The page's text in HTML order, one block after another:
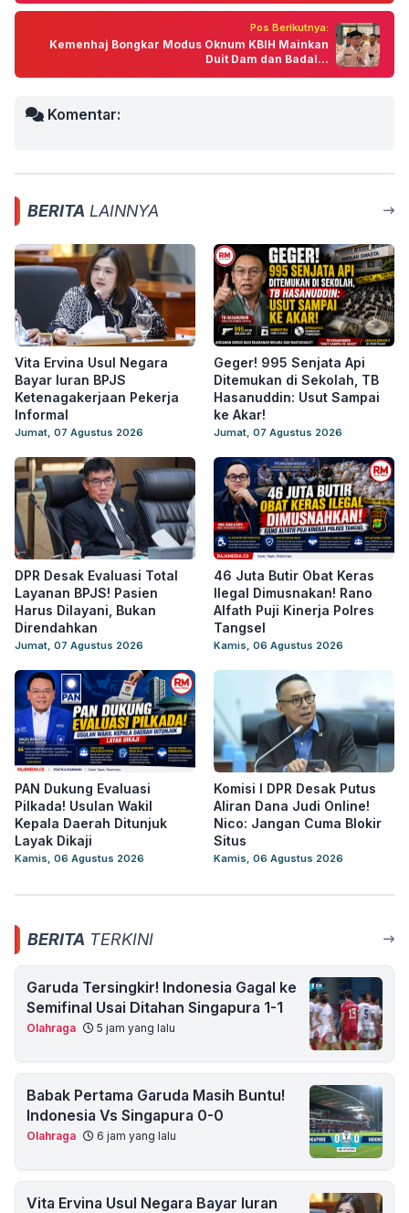
Pos Berikutnya:
Kemenhaj Bongkar Modus Oknum KBIH Mainkan
Duit Dam dan Badal...
Komentar:
BERITA LAINNYA
Vita Ervina Usul Negara
Bayar Iuran BPJS
Ketenagakerjaan Pekerja
Informal
Jumat, 07 Agustus 2026
Geger! 995 Senjata Api
Ditemukan di Sekolah, TB
Hasanuddin: Usut Sampai
ke Akar!
Jumat, 07 Agustus 2026
DPR Desak Evaluasi Total
Layanan BPJS! Pasien
Harus Dilayani, Bukan
Direndahkan
Jumat, 07 Agustus 2026
46 Juta Butir Obat Keras
Ilegal Dimusnakan! Rano
Alfath Puji Kinerja Polres
Tangsel
Kamis, 06 Agustus 2026
PAN Dukung Evaluasi
Pilkada! Usulan Wakil
Kepala Daerah Ditunjuk
Layak Dikaji
Kamis, 06 Agustus 2026
Komisi I DPR Desak Putus
Aliran Dana Judi Online!
Nico: Jangan Cuma Blokir
Situs
Kamis, 06 Agustus 2026
BERITA TERKINI
Garuda Tersingkir! Indonesia Gagal ke
Semifinal Usai Ditahan Singapura 1-1
Olahraga 5 jam yang lalu
Babak Pertama Garuda Masih Buntu!
Indonesia Vs Singapura 0-0
Olahraga 6 jam yang lalu
Vita Ervina Usul Negara Bayar Iuran